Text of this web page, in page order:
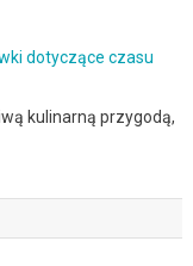
dotyczące czasu
kulinarną przygodą,